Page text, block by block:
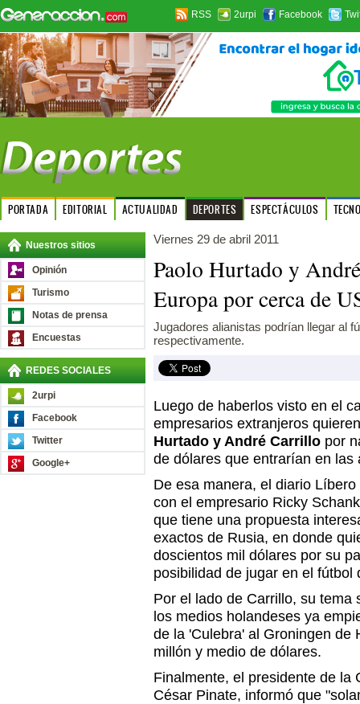
RSS 2urpi Facebook
PORTADA EDITORIAL ACTUALIDAD DEPORTES ESPECTÁCULOS
Nuestros sitios
Opinión
Turismo
Notas de prensa
Encuestas
REDES SOCIALES
2urpi
Facebook
Twitter
Google+
Viernes 29 de abril 2011
Paolo Hurtado y
Europa por cerca de
Jugadores alianistas podrían llegar al
respectivamente.
Luego de haberlos visto en el
empresarios extranjeros
Hurtado y André Carrillo por
de dólares que entrarían en las
De esa manera, el diario
con el empresario Ricky
que tiene una propuesta
exactos de Rusia, en donde
doscientos mil dólares por su
posibilidad de jugar en el fútbol
Por el lado de Carrillo, su tema
los medios holandeses ya
de la 'Culebra' al Groningen de
millón y medio de dólares.
Finalmente, el presidente de la
César Pinate, informó que